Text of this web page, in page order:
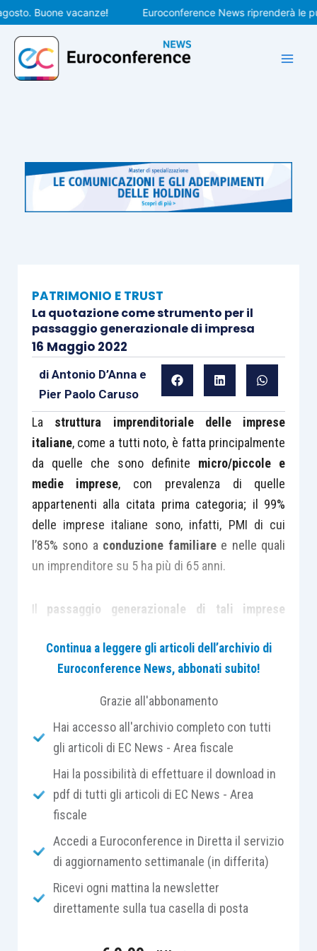
Vai
al
contenuto
Buone vacanze! Euroconference News riprenderà le
PATRIMONIO E TRUST
La quotazione come strumento per il
passaggio generazionale di impresa
16 Maggio 2022
di Antonio D’Annae
Pier Paolo Caruso
La struttura imprenditoriale delle imprese
italiane, come a tutti noto, è fatta principalmente
da quelle che sono definite micro/piccole e
medie imprese, con prevalenza di quelle
appartenenti alla citata prima categoria; il 99%
delle imprese italiane sono, infatti, PMI di cui
l’85% sono a conduzione familiaree nelle quali
un imprenditore su 5 ha più di 65 anni.
Il passaggio generazionale di tali imprese
che mette in forte stress la struttura dell’intero
“sistema Paese” se è vero, come è vero, che
generazionale nei prossimi 5 annie che:
circa il 50% delle aziende sopravvive al primo
passaggio generazionale;
circa il 15% delle aziende sopravvive al
secondo passaggio generazionale.
Questa evidente criticità è nota al sistema,
Continua a leggere gli articoli dell’archivio di
Euroconference News, abbonati subito!
Grazie all'abbonamento
Hai accesso all'archivio completo con tutti
gli articoli di EC News - Area fiscale
Hai la possibilità di effettuare il download in
pdf di tutti gli articoli di EC News - Area
fiscale
Accedi a Euroconference in Diretta il servizio
di aggiornamento settimanale (in differita)
Ricevi ogni mattina la newsletter
direttamente sulla tua casella di posta